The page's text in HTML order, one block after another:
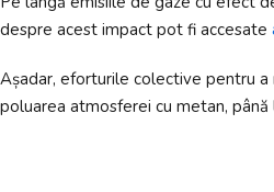
despre acest impact pot fi accesate
Așadar, eforturile colective pentru
poluarea atmosferei cu metan,